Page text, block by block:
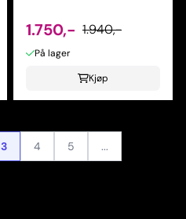
1.750,- 1.940,-
På lager
Kjøp
3 4 5 ...